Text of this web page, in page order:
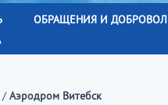
ОБРАЩЕНИЯ И
/ Аэродром Витебск